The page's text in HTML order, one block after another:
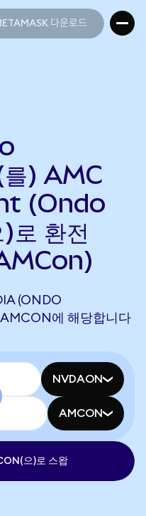
다운로드
) AMC
(Ondo
환전
(ONDO
에 해당합니다
NVDAON
AMCON
으)로 스왑